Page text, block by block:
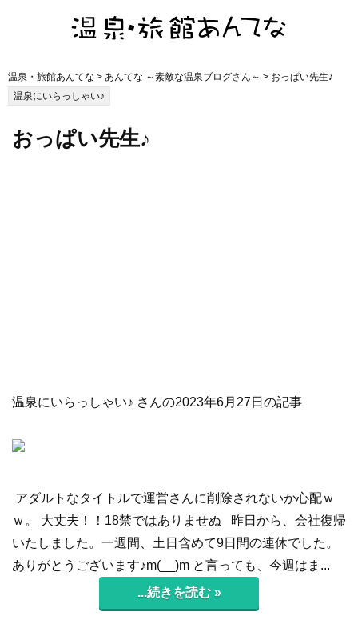
温泉・旅館あんてな > あんてな ～素敵な温泉ブログさん～ > おっぱい先生♪
温泉にいらっしゃい♪
おっぱい先生♪
温泉にいらっしゃい♪ さんの2023年6月27日の記事
アダルトなタイトルで運営さんに削除されないか心配ｗ
ｗ。 大丈夫！！18禁ではありませぬ 昨日から、会社復帰
いたしました。一週間、土日含めて9日間の連休でした。
ありがとうございます♪m(__)m と言っても、今週はま...
...続きを読む »